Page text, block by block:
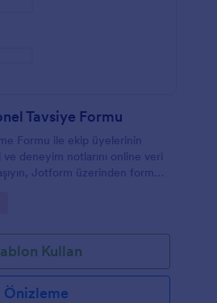
Tavsiye Formu
Formu ile ekip üyelerinin
deneyim notlarını online veri
Jotform üzerinden form
Kullan
Önizleme